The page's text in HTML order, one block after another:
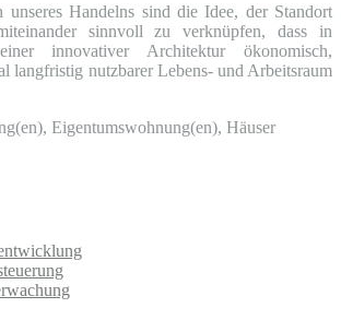
unseres Handelns sind die Idee, der Standort
sinnvoll zu verknüpfen, dass in
innovativer Architektur ökonomisch,
langfristig nutzbarer Lebens- und Arbeitsraum
Eigentumswohnung(en), Häuser